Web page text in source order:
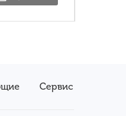
Сервис